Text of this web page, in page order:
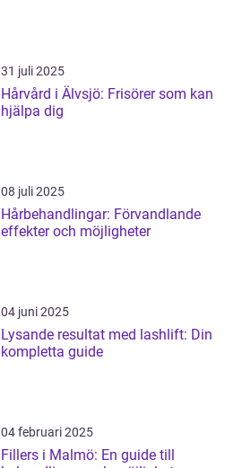
31 juli 2025
Hårvård i Älvsjö: Frisörer som kan
hjälpa dig
08 juli 2025
Hårbehandlingar: Förvandlande
effekter och möjligheter
04 juni 2025
Lysande resultat med lashlift: Din
kompletta guide
04 februari 2025
Fillers i Malmö: En guide till